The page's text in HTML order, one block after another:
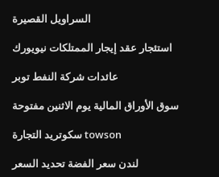
السراويل القصيرة
استئجار عقد إيجار الممتلكات نيويورك
عائدات شركة النفط توبر
سوق الأوراق المالية يوم الاثنين مفتوحة
سكوتريد التجارة towson
لندن سعر الفضة تحديد السعر